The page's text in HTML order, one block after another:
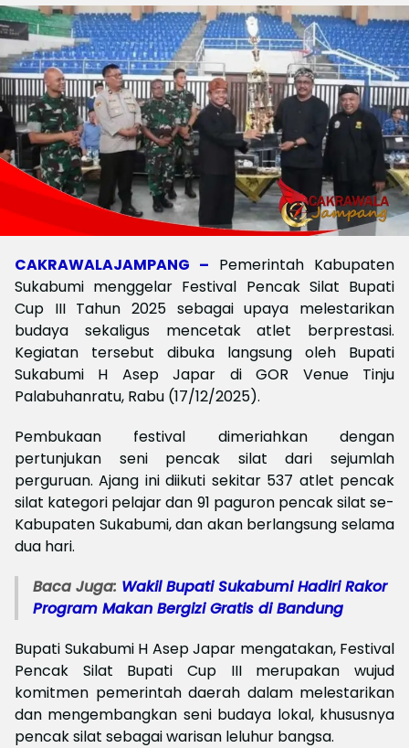
CAKRAWALAJAMPANG – Pemerintah Kabupaten
Sukabumi menggelar Festival Pencak Silat Bupati
Cup III Tahun 2025 sebagai upaya melestarikan
budaya sekaligus mencetak atlet berprestasi.
Kegiatan tersebut dibuka langsung oleh Bupati
Sukabumi H Asep Japar di GOR Venue Tinju
Palabuhanratu, Rabu (17/12/2025).
Pembukaan festival dimeriahkan dengan
pertunjukan seni pencak silat dari sejumlah
perguruan. Ajang ini diikuti sekitar 537 atlet pencak
silat kategori pelajar dan 91 paguron pencak silat se-
Kabupaten Sukabumi, dan akan berlangsung selama
dua hari.
Baca Juga: Wakil Bupati Sukabumi Hadiri Rakor
Program Makan Bergizi Gratis di Bandung
Bupati Sukabumi H Asep Japar mengatakan, Festival
Pencak Silat Bupati Cup III merupakan wujud
komitmen pemerintah daerah dalam melestarikan
dan mengembangkan seni budaya lokal, khususnya
pencak silat sebagai warisan leluhur bangsa.